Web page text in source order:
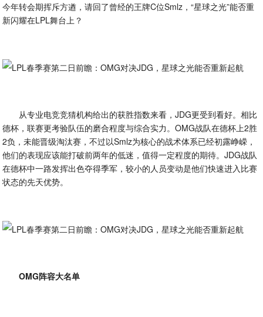
今年转会期挥斥方遒，请回了曾经的王牌C位Smlz，“星球之光”能否重
新闪耀在LPL舞台上？
从专业电竞竞猜机构给出的获胜指数来看，JDG更受到看好。相比
德杯，联赛更考验队伍的磨合程度与综合实力。OMG战队在德杯上2胜
2负，未能晋级淘汰赛，不过以Smlz为核心的战术体系已经初露峥嵘，
他们的表现应该能打破前两年的低迷，值得一定程度的期待。JDG战队
在德杯中一路发挥出色夺得季军，较小的人员变动是他们快速进入比赛
状态的先天优势。
OMG阵容大名单